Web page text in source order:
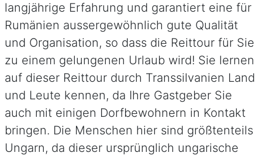
langjährige Erfahrung und garantiert eine für
Rumänien aussergewöhnlich gute Qualität
und Organisation, so dass die Reittour für Sie
zu einem gelungenen Urlaub wird! Sie lernen
auf dieser Reittour durch Transsilvanien Land
und Leute kennen, da Ihre Gastgeber Sie
auch mit einigen Dorfbewohnern in Kontakt
bringen. Die Menschen hier sind größtenteils
Ungarn, da dieser ursprünglich ungarische